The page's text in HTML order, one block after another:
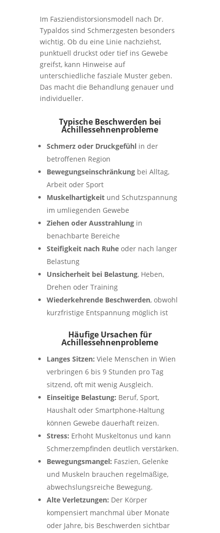
Im Fasziendistorsionsmodell nach Dr.
Typaldos sind Schmerzgesten besonders
wichtig. Ob du eine Linie nachziehst,
punktuell druckst oder tief ins Gewebe
greifst, kann Hinweise auf
unterschiedliche fasziale Muster geben.
Das macht die Behandlung genauer und
individueller.
Typische Beschwerden bei
Achillessehnenprobleme
Schmerz oder Druckgefühlin der
betroffenen Region
Bewegungseinschränkungbei Alltag,
Arbeit oder Sport
Muskelhartigkeitund Schutzspannung
im umliegenden Gewebe
Ziehen oder Ausstrahlungin
benachbarte Bereiche
Steifigkeit nach Ruheoder nach langer
Belastung
Unsicherheit bei Belastung, Heben,
Drehen oder Training
Wiederkehrende Beschwerden, obwohl
kurzfristige Entspannung möglich ist
Häufige Ursachen für
Achillessehnenprobleme
Langes Sitzen: Viele Menschen in Wien
verbringen 6 bis 9 Stunden pro Tag
sitzend, oft mit wenig Ausgleich.
Einseitige Belastung: Beruf, Sport,
Haushalt oder Smartphone-Haltung
können Gewebe dauerhaft reizen.
Stress: Erhoht Muskeltonus und kann
Schmerzempfinden deutlich verstärken.
Bewegungsmangel: Faszien, Gelenke
und Muskeln brauchen regelmäßige,
abwechslungsreiche Bewegung.
Alte Verletzungen: Der Körper
kompensiert manchmal über Monate
oder Jahre, bis Beschwerden sichtbar